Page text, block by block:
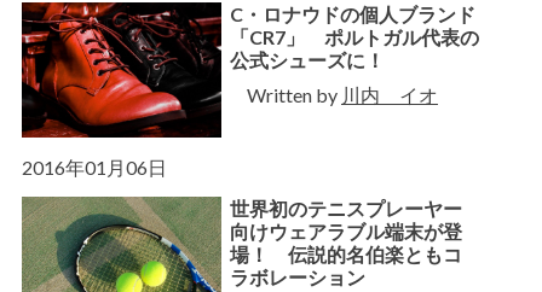
C・ロナウドの個人ブランド
「CR7」 ポルトガル代表の
公式シューズに！
Written by 川内 イオ
2016年01月06日
世界初のテニスプレーヤー
向けウェアラブル端末が登
場！ 伝説的名伯楽ともコ
ラボレーション